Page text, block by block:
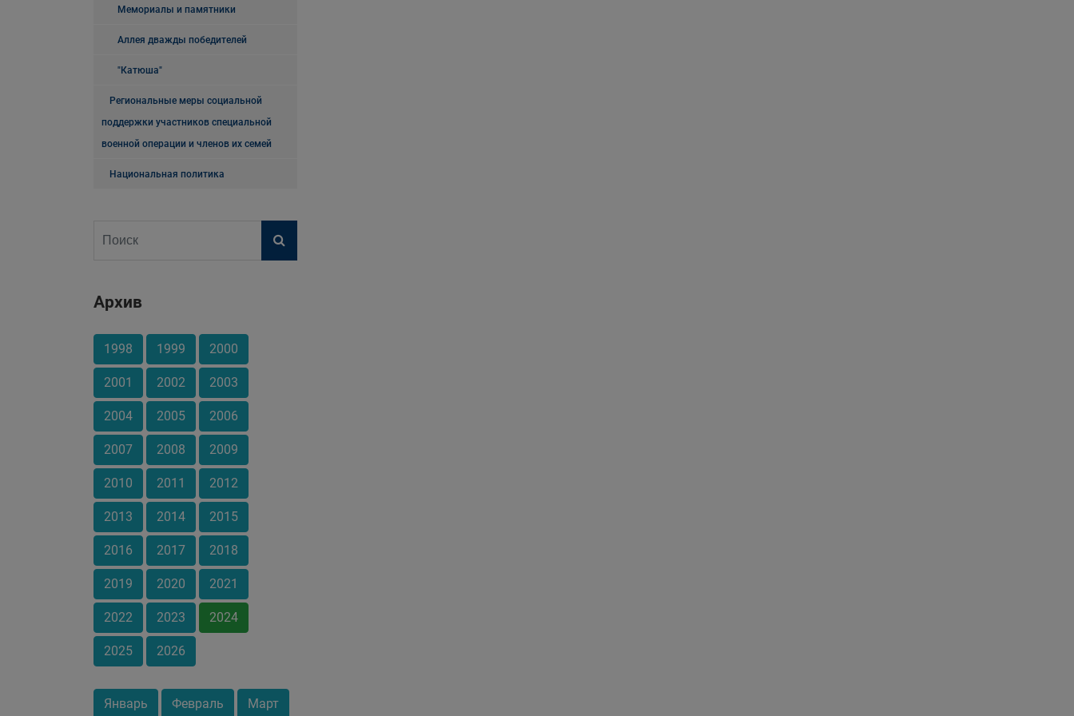
Мемориалы и памятники
Аллея дважды победителей
"Катюша"
Региональные меры социальной
поддержки участников специальной
военной операции и членов их семей
Национальная политика
Архив
1998 1999 2000
2001 2002 2003
2004 2005 2006
2007 2008 2009
2010 2011 2012
2013 2014 2015
2016 2017 2018
2019 2020 2021
2022 2023 2024
2025 2026
Январь Февраль Март